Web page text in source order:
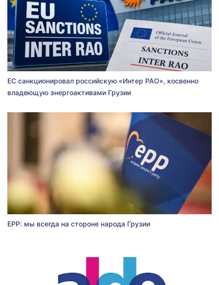
ЕС санкционировал российскую «Интер РАО», косвенно
владеющую энергоактивами Грузии
EPP: мы всегда на стороне народа Грузии